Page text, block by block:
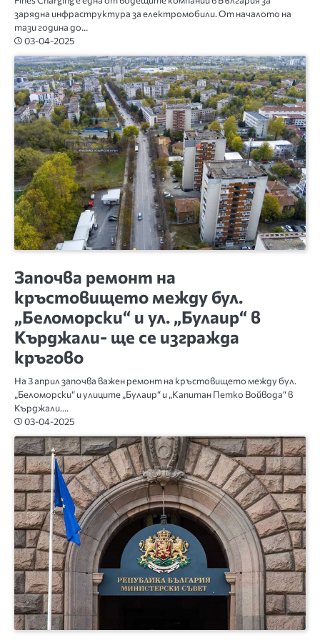
зарядна инфраструктура за електромобили. От началото на
тази година до…
03-04-2025
Започва ремонт на
кръстовището между бул.
„Беломорски“ и ул. „Булаир“ в
Кърджали- ще се изгражда
кръгово
На 3 април започва важен ремонт на кръстовището между бул.
„Беломорски“ и улиците „Булаир“ и „Капитан Петко Войвода“ в
Кърджали.…
03-04-2025